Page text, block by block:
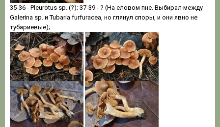
35-36 - Pleurotus sp. (?); 37-39 - ? (На еловом пне. Выбирал между
Galerina sp. и Tubaria furfuracea, но глянул споры, и они явно не
тубариевые);